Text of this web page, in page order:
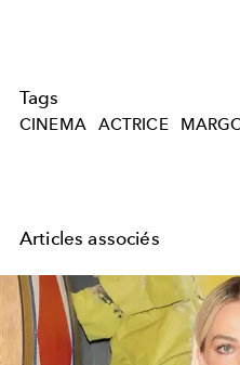
Tags
CINEMA ACTRICE
Articles associés